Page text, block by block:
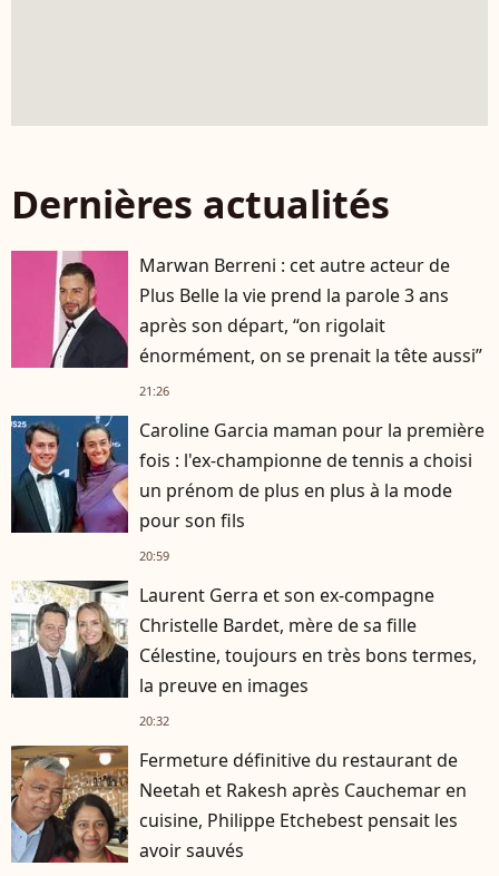
Dernières actualités
Marwan Berreni : cet autre acteur de
Plus Belle la vie prend la parole 3 ans
après son départ, “on rigolait
énormément, on se prenait la tête aussi”
21:26
Caroline Garcia maman pour la première
fois : l'ex-championne de tennis a choisi
un prénom de plus en plus à la mode
pour son fils
20:59
Laurent Gerra et son ex-compagne
Christelle Bardet, mère de sa fille
Célestine, toujours en très bons termes,
la preuve en images
20:32
Fermeture définitive du restaurant de
Neetah et Rakesh après Cauchemar en
cuisine, Philippe Etchebest pensait les
avoir sauvés